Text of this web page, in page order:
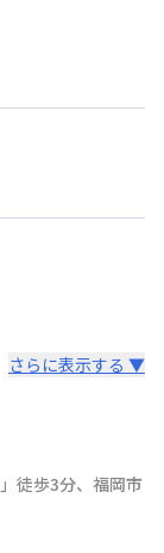
さらに表示する ▼
」 徒歩3分、 福岡市